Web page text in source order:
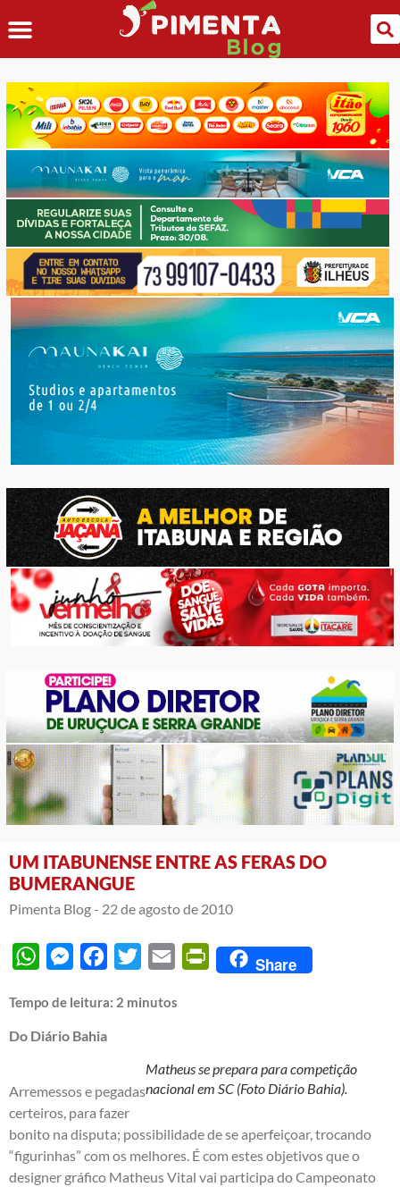
UM ITABUNENSE ENTRE AS FERAS DO
BUMERANGUE
Pimenta Blog - 22 de agosto de 2010
WhatsAppMessengerFacebook
Twitter Email PrintFriendly
Share
Tempo de leitura: 2 minutos
Do Diário Bahia
Matheus se prepara para competição
nacional em SC (Foto Diário Bahia).
Arremessos e pegadas
certeiros, para fazer
bonito na disputa; possibilidade de se aperfeiçoar, trocando
“figurinhas” com os melhores. É com estes objetivos que o
designer gráfico Matheus Vital vai participa do Campeonato